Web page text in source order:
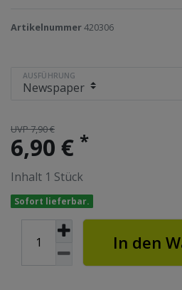
Artikelnummer420306
AUSFÜHRUNG
UVP 7,90 €
6,90 € *
Inhalt 1 Stück
Sofort lieferbar.
In den